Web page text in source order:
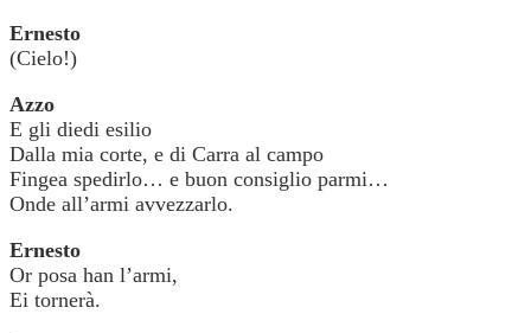
Ernesto
(Cielo!)
Azzo
E gli diedi esilio
Dalla mia corte, e di Carra al campo
Fingea spedirlo… e buon consiglio parmi…
Onde all’armi avvezzarlo.
Ernesto
Or posa han l’armi,
Ei tornerà.